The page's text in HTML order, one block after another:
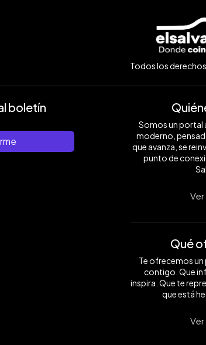
Todos los
boletín
Somos un
moderno,
que avanza, se
punto de
Qué
Te ofrecemos
contigo. Que
inspira. Que te
que está